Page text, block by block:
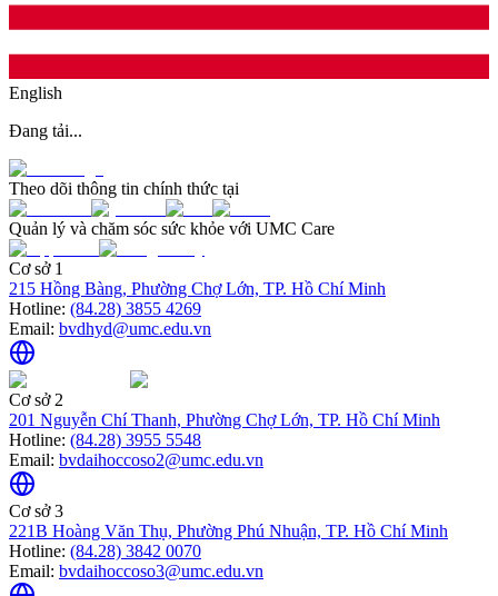
English
Đang tải...
Theo dõi thông tin chính thức tại
Quản lý và chăm sóc sức khỏe với UMC Care
Cơ sở 1
215 Hồng Bàng, Phường Chợ Lớn, TP. Hồ Chí Minh
Hotline: (84.28) 3855 4269
Email: bvdhyd@umc.edu.vn
Cơ sở 2
201 Nguyễn Chí Thanh, Phường Chợ Lớn, TP. Hồ Chí Minh
Hotline: (84.28) 3955 5548
Email: bvdaihoccoso2@umc.edu.vn
Cơ sở 3
221B Hoàng Văn Thụ, Phường Phú Nhuận, TP. Hồ Chí Minh
Hotline: (84.28) 3842 0070
Email: bvdaihoccoso3@umc.edu.vn